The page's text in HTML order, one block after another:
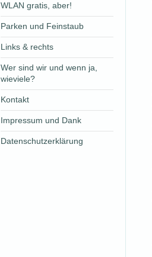
WLAN gratis, aber!
Parken und Feinstaub
Links & rechts
Wer sind wir und wenn ja,
wieviele?
Kontakt
Impressum und Dank
Datenschutzerklärung